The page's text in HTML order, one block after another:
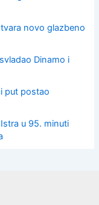
novo glazbeno
Dinamo i
put postao
u 95. minuti